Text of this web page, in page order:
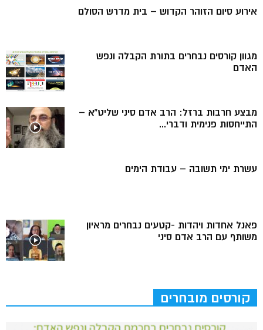
אירוע סיום הזוהר הקדוש – בית מדרש הסולם
מגוון קורסים נבחרים בתורת הקבלה ונפש
האדם
מבצע חרבות ברזל: הרב אדם סיני שליט”א –
התייחסות פנימית ודברי...
עשרת ימי תשובה – עבודת הימים
פאנל אחדות ויהדות -קטעים נבחרים מראיון
משותף עם הרב אדם סיני
קורסים מובחרים